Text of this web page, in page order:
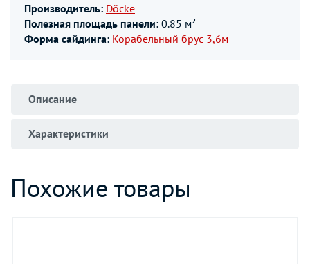
Производитель: Döcke
Полезная площадь панели: 0.85 м²
Форма сайдинга: Корабельный брус 3,6м
Описание
Характеристики
Похожие товары